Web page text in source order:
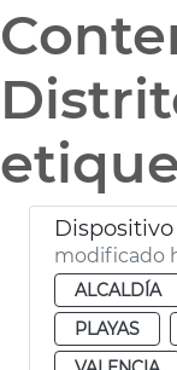
modificado
ALCALDÍA
PLAYAS